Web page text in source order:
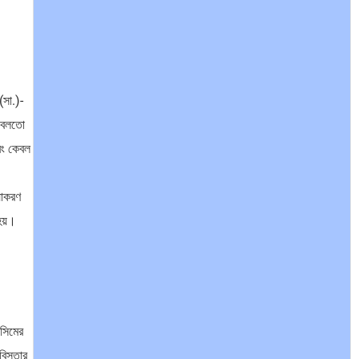
কেবল